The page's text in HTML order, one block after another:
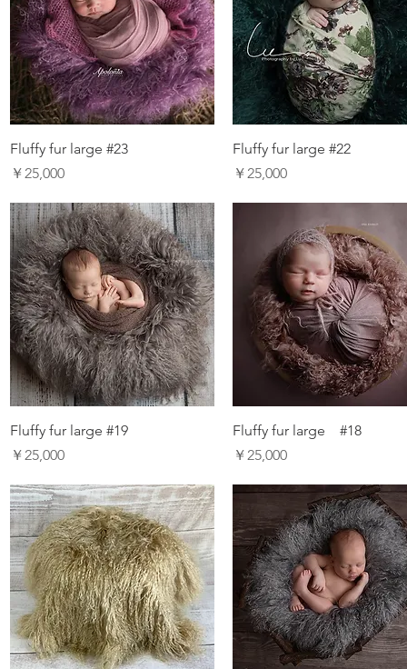
Fluffy fur large #23
価格
￥25,000
Fluffy fur large #22
価格
￥25,000
Fluffy fur large #19
価格
￥25,000
Fluffy fur large #18
価格
￥25,000